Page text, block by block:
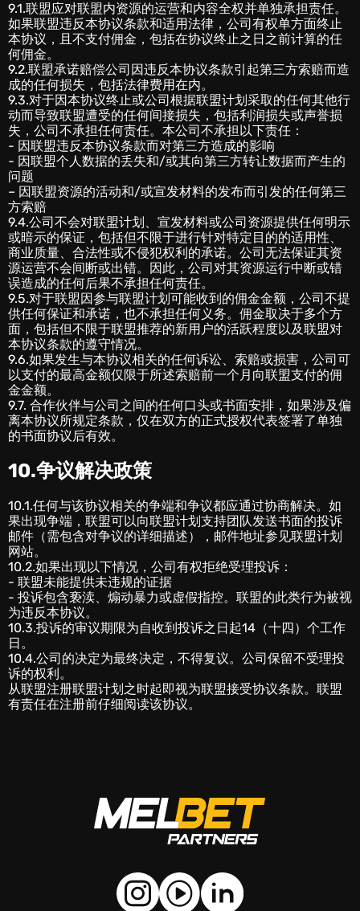
9.1.联盟应对联盟内资源的运营和内容全权并单独承担责任。
如果联盟违反本协议条款和适用法律，公司有权单方面终止
本协议，且不支付佣金，包括在协议终止之日之前计算的任
何佣金。
9.2.联盟承诺赔偿公司因违反本协议条款引起第三方索赔而造
成的任何损失，包括法律费用在内。
9.3.对于因本协议终止或公司根据联盟计划采取的任何其他行
动而导致联盟遭受的任何间接损失，包括利润损失或声誉损
失，公司不承担任何责任。本公司不承担以下责任：
- 因联盟违反本协议条款而对第三方造成的影响
- 因联盟个人数据的丢失和/或其向第三方转让数据而产生的
问题
– 因联盟资源的活动和/或宣发材料的发布而引发的任何第三
方索赔
9.4.公司不会对联盟计划、宣发材料或公司资源提供任何明示
或暗示的保证，包括但不限于进行针对特定目的的适用性、
商业质量、合法性或不侵犯权利的承诺。公司无法保证其资
源运营不会间断或出错。因此，公司对其资源运行中断或错
误造成的任何后果不承担任何责任。
9.5.对于联盟因参与联盟计划可能收到的佣金金额，公司不提
供任何保证和承诺，也不承担任何义务。佣金取决于多个方
面，包括但不限于联盟推荐的新用户的活跃程度以及联盟对
本协议条款的遵守情况。
9.6.如果发生与本协议相关的任何诉讼、索赔或损害，公司可
以支付的最高金额仅限于所述索赔前一个月向联盟支付的佣
金金额。
9.7. 合作伙伴与公司之间的任何口头或书面安排，如果涉及偏
离本协议所规定条款，仅在双方的正式授权代表签署了单独
的书面协议后有效。
10.争议解决政策
10.1.任何与该协议相关的争端和争议都应通过协商解决。如
果出现争端，联盟可以向联盟计划支持团队发送书面的投诉
邮件（需包含对争议的详细描述），邮件地址参见联盟计划
网站。
10.2.如果出现以下情况，公司有权拒绝受理投诉：
- 联盟未能提供未违规的证据
- 投诉包含亵渎、煽动暴力或虚假指控。联盟的此类行为被视
为违反本协议。
10.3.投诉的审议期限为自收到投诉之日起14（十四）个工作
日。
10.4.公司的决定为最终决定，不得复议。公司保留不受理投
诉的权利。
从联盟注册联盟计划之时起即视为联盟接受协议条款。联盟
有责任在注册前仔细阅读该协议。